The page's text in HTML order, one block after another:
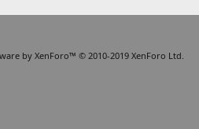
by XenForo™ © 2010-2019 XenForo Ltd.